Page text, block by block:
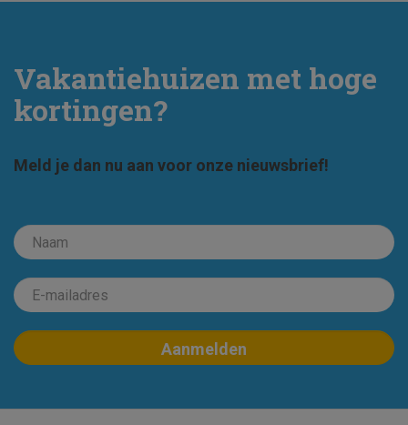
Vakantiehuizen met hoge
kortingen?
Meld je dan nu aan voor onze nieuwsbrief!